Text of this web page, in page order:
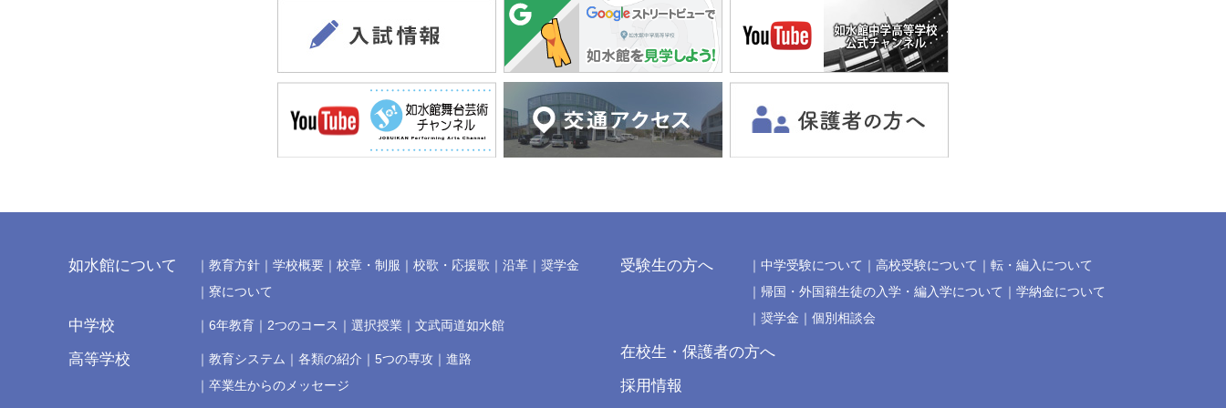
如水館について 教育方針 学校概要 校章・制服 校歌・応援歌 沿革
奨学金
寮について
中学校 6年教育 2つのコース 選択授業 文武両道如水館
高等学校 教育システム 各類の紹介 5つの専攻
進路
卒業生からのメッセージ
受験生の方へ 中学受験について 高校受験について
転・編入について
帰国・外国籍生徒の入学・編入学について
学納金について
奨学金
個別相談会
在校生・保護者の方へ
採用情報